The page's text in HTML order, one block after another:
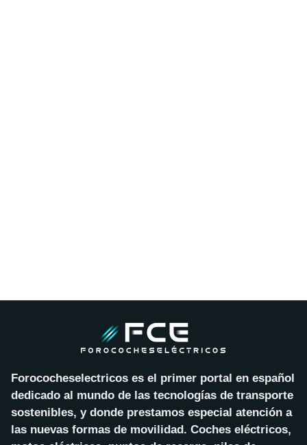
Forococheselectricos es el primer portal en español
dedicado al mundo de las tecnologías de transporte
sostenibles, y donde prestamos especial atención a
las nuevas formas de movilidad. Coches eléctricos,